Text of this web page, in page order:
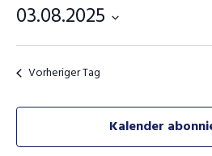
August
2025
03.08.2025
Datum
wählen.
Vorheriger Tag
Kalender